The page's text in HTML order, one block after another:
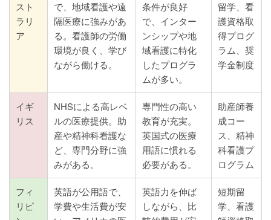
スト
ラリ
ア
で、地域看護や遠
隔医療に強みがあ
る。看護師の労働
環境が良く、学び
ながら働ける。
条件が良好
で、インター
ンシップや地
域看護に特化
したプログラ
ムが多い。
留学、看
護資格取
得プログ
ラム、奨
学金制度
イギ
リス
NHSによる高レベ
ルの医療提供。助
産や精神科看護な
ど、専門分野に強
みがある。
専門性の高い
教育が充実。
英国式の医療
用語に慣れる
必要がある。
助産師養
成コー
ス、精神
科看護プ
ログラム
フィ
リピ
英語が公用語で、
学費や生活費が安
英語力を伸ば
しながら、比
短期留
学、看護